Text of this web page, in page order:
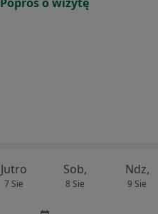
Jutro
7 Sie
Sob,
8 Sie
Ndz,
9 Sie